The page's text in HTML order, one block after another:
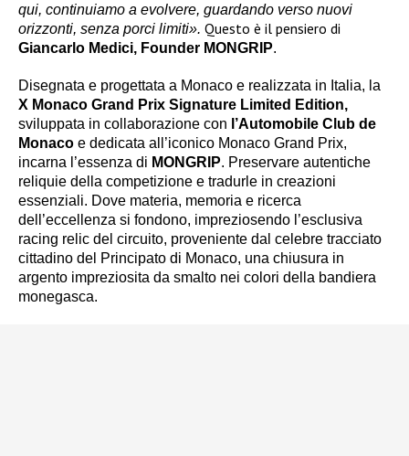
qui, continuiamo a evolvere, guardando verso nuovi
orizzonti, senza porci limiti». Questo è il pensiero di
Giancarlo Medici, Founder MONGRIP.
Disegnata e progettata a Monaco e realizzata in Italia, la
X Monaco Grand Prix Signature Limited Edition,
sviluppata in collaborazione con l’Automobile Club de
Monaco e dedicata all’iconico Monaco Grand Prix,
incarna l’essenza di MONGRIP. Preservare autentiche
reliquie della competizione e tradurle in creazioni
essenziali. Dove materia, memoria e ricerca
dell’eccellenza si fondono, impreziosendo l’esclusiva
racing relic del circuito, proveniente dal celebre tracciato
cittadino del Principato di Monaco, una chiusura in
argento impreziosita da smalto nei colori della bandiera
monegasca.